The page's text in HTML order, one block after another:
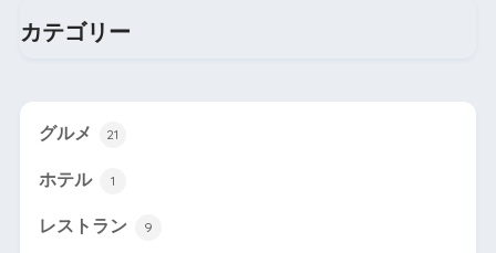
カテゴリー
グルメ 21
ホテル 1
レストラン 9